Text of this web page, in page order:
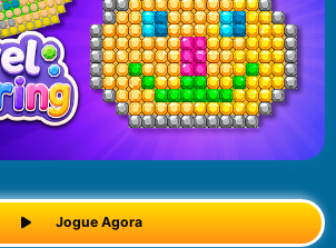
Jogue Agora